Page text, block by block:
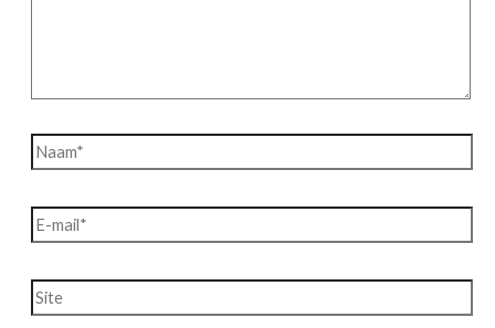
Naam*
E-
Site